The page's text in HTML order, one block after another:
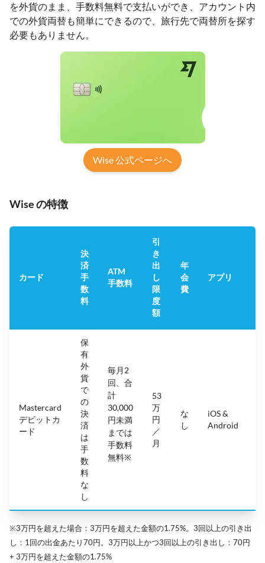
を外貨のまま、手数料無料で支払いができ、アカウント内
での外貨両替も簡単にできるので、旅行先で両替所を探す
必要もありません。
Wise 公式ページへ
Wise の特徴
カード
決
済
手
数
料
ATM
手数料
引
き
出
し
限
度
額
年
会
費
アプリ
Mastercard
デビットカ
ード
保
有
外
貨
で
の
決
済
は
手
数
料
な
し
毎月2
回、合
計
30,000
円未満
までは
手数料
無料※
53
万
円
／
月
な
し
iOS &
Android
※3万円を超えた場合：3万円を超えた金額の1.75%。3回以上の引き出
し：1回の出金あたり70円。3万円以上かつ3回以上の引き出し：70円
+ 3万円を超えた金額の1.75%